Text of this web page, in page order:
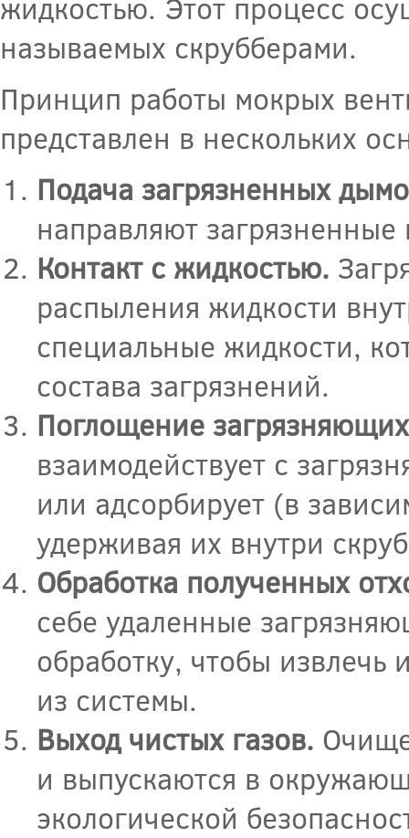
называемых скрубберами.
Принцип работы мокрых
представлен в нескольких
Подача загрязненных
направляют загрязненные
Контакт с жидкостью.
распыления жидкости
специальные жидкости,
состава загрязнений.
Поглощение
взаимодействует с
или адсорбирует (в
удерживая их внутри
Обработка полученных
себе удаленные
обработку, чтобы извлечь
из системы.
Выход чистых газов.
и выпускаются в
экологической